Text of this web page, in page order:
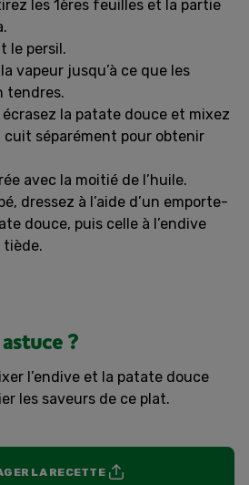
les 1ères feuilles et la partie
le persil.
vapeur jusqu’à ce que les
tendres.
la patate douce et mixez
cuit séparément pour obtenir
avec la moitié de l’huile.
dressez à l’aide d’un emporte-
douce, puis celle à l’endive
tiède.
?
l’endive et la patate douce
les saveurs de ce plat.
LA RECETTE